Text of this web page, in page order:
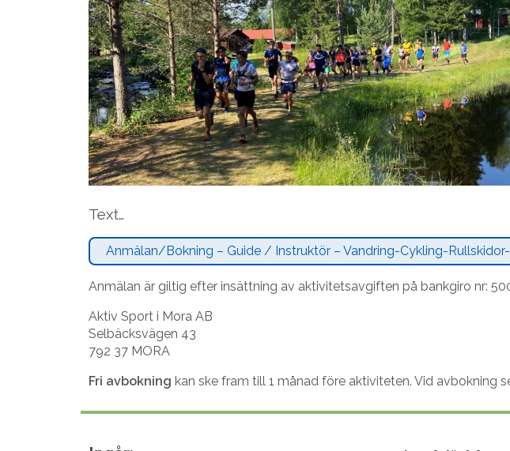
Text…
Anmälan/Bokning – Guide / Instruktör – Vandring-Cykling-
Anmälan är giltig efter insättning av aktivitetsavgiften på bankgiro nr:
Aktiv Sport i Mora AB
Selbäcksvägen 43
792 37 MORA
Fri avbokning kan ske fram till 1 månad före aktiviteten. Vid avbokning